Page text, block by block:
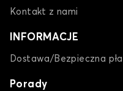
Kontakt z nami
INFORMACJE
Dostawa/Bezpieczna
Porady